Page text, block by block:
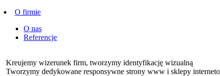
O firmie
O nas
Referencje
Kreujemy wizerunek firm, tworzymy identyfikację wizualną
Tworzymy dedykowane responsywne strony www i sklepy